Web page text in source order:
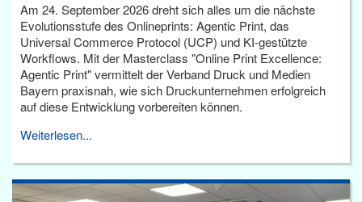
Am 24. September 2026 dreht sich alles um die nächste
Evolutionsstufe des Onlineprints: Agentic Print, das
Universal Commerce Protocol (UCP) und KI-gestützte
Workflows. Mit der Masterclass "Online Print Excellence:
Agentic Print" vermittelt der Verband Druck und Medien
Bayern praxisnah, wie sich Druckunternehmen erfolgreich
auf diese Entwicklung vorbereiten können.
Weiterlesen...